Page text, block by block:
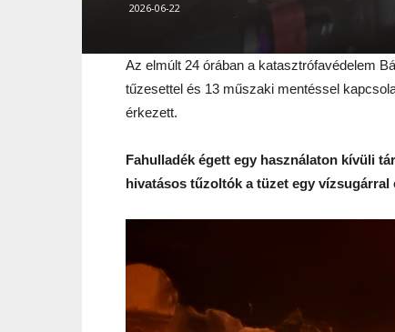
2026-06-22
Az elmúlt 24 órában a katasztrófavédelem
tűzesettel és 13 műszaki mentéssel
érkezett.
Fahulladék égett egy használaton kívüli
hivatásos tűzoltók a tüzet egy vízsugárral